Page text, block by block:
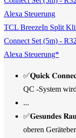
TCL BreezeIn Split
Connect Set (5m) -
Alexa Steuerung*
✅𝐐𝐮𝐢𝐜𝐤
QC -System
...
✅𝐆𝐞𝐬𝐮𝐧𝐝𝐞𝐬
oberen